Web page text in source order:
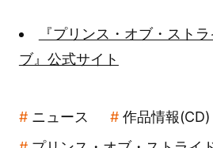
『プリンス・オブ・スト
ブ』公式サイト
ニュース
作品情報(CD)